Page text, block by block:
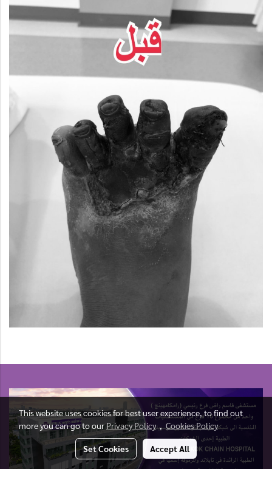
This website uses cookies for best user experience, to find out
more you can go to ourPrivacy Policy,Cookies Policy
Set Cookies Accept All